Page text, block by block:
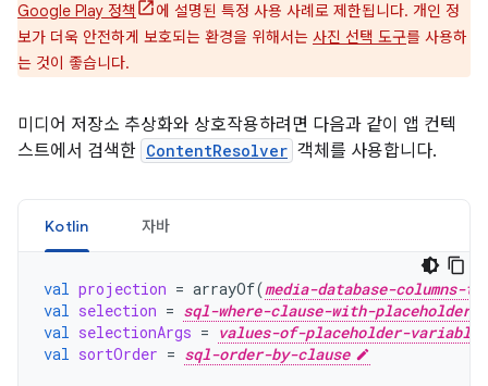
Google Play 정책
에 설명된 특정 사용 사례로 제한됩니다. 개인 정
보가 더욱 안전하게 보호되는 환경을 위해서는 사진 선택 도구를 사용하
는 것이 좋습니다.
미디어 저장소 추상화와 상호작용하려면 다음과 같이 앱 컨텍
스트에서 검색한 ContentResolver 객체를 사용합니다.
Kotlin 자바
val projection = arrayOf(media-database-columns-
val selection = sql-where-clause-with-placeholder-
val selectionArgs = values-of-placeholder-variables
val sortOrder = sql-order-by-clause